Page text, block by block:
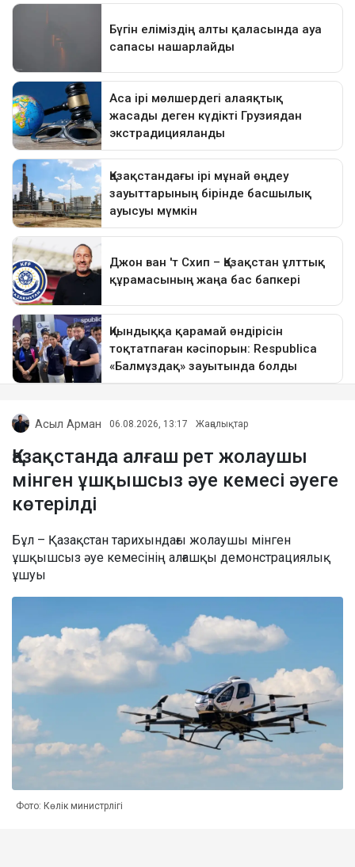
Асыл Арман 06.08.2026, 13:17 Жаңалықтар
Қазақстанда алғаш рет жолаушы
мінген ұшқышсыз әуе кемесі әуеге
көтерілді
Бұл – Қазақстан тарихындағы жолаушы мінген
ұшқышсыз әуе кемесінің алғашқы демонстрациялық
ұшуы
Фото: Көлік министрлігі